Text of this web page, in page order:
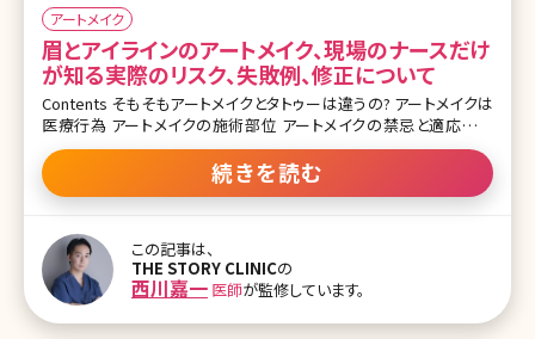
アートメイク
眉とアイラインのアートメイク、現場のナースだけ
が知る実際のリスク、失敗例、修正について
Contents そもそもアートメイクとタトゥーは違うの? アートメイクは
医療行為 アートメイクの施術部位 アートメイクの禁忌と適応注意
眉とアイラインのアートメイクのリスク 眉とアイラインのアートメイク
のメリット 眉とアイラインのアートメイクのデメリット 眉とアイライン
のアートメイクの失敗例 アートメイクの修正 眉・アイラインアートメ
経過） おわりに 最近はアートメイクを受ける方が増えており、女性だ
けでなく男性でも希望される方が増えています。TVでも取り上げら
れ、一般の方々のアートメイクの知名度は以前よりも上がっていま
す。 「毎日のメイクが面倒くさい」「朝は時間がないから少しでもメイ
クに時間をかけたくない」「薄い眉をなんとかしたい」等こんなふうに
続きを読む
この記事は、
THE STORY CLINICの
西川嘉一 医師が監修しています。